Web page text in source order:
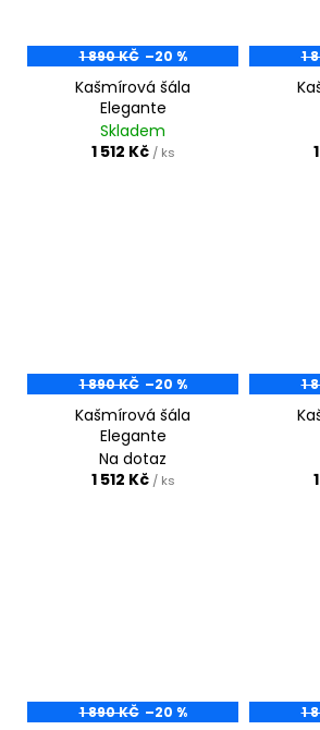
1 890 KČ –20 %
Kašmírová šála
Elegante
Skladem
1 512 Kč / ks
1
1 890 KČ –20 %
Kašmírová šála
Elegante
Na dotaz
1 512 Kč / ks
1
1 890 KČ –20 % 1
e